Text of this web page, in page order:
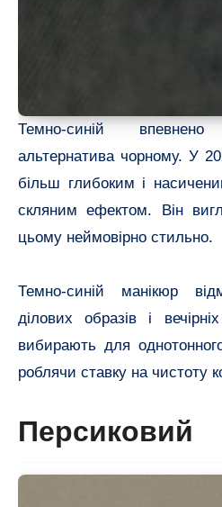
Темно-синій
альтернатива чорному. У
більш глибоким і
скляним ефектом. Він
цьому неймовірно стильно.
Темно-синій манікюр
ділових образів і
вибирають для
роблячи ставку на чистоту
Персиковий